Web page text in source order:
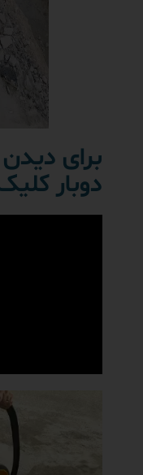
برای
دوبار